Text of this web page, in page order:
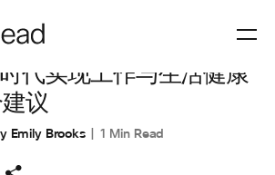
代实现工作与生活健康
议
Emily Brooks 1 Min Read